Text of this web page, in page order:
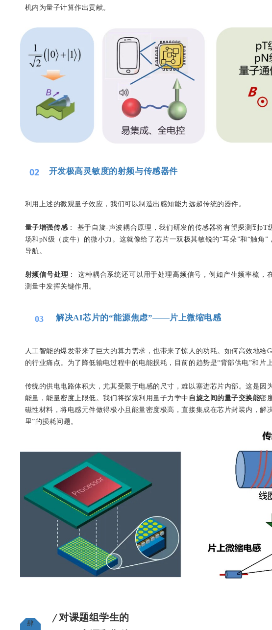
机内为量子计算作出贡献。
02 开发极高灵敏度的射频与传感器件
利用上述的微观量子效应，我们可以制造出感知能力远超传统的器件。
量子增强传感 ： 基于自旋-声波耦合原理，我们研发的传感器将有望探测到pT
场和pN级（皮牛）的微小力。这就像给了芯片一双极其敏锐的“耳朵”和“触角”
导航。
射频信号处理 ： 这种耦合系统还可以用于处理高频信号，例如产生频率梳，
测量中发挥关键作用。
03 解决AI芯片的“能源焦虑”——片上微缩电感
人工智能的爆发带来了巨大的算力需求，也带来了惊人的功耗。如何高效地给
的行业痛点。为了降低输电过程中的电能损耗，目前的趋势是“背部供电”和片
传统的供电电路体积大，尤其受限于电感的尺寸，难以塞进芯片内部。这是因
能量，能量密度上限低。我们将探索利用量子力学中 自旋之间的量子交换能密
磁性材料，将电感元件做得极小且能量密度极高，直接集成在芯片封装内，解
里”的损耗问题。
肆
╱ 对课题组学生的